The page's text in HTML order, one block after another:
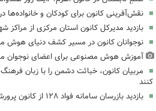
نقش‌آفرینی کانون برای کودکان و خانواده‌ها
بازدید مدیرکل کانون استان مرکزی از مراکز
نوجوانان کانون در مسیر کشف دنیای هوش
آموزش هوش مصنوعی برای اعضای نوجوان
مربیان کانون، خباثت دشمن را با زبان
کنند
بازدید بازرسان سامانه فواد ۱۲۸ از کانون پرورش فکری کودکان و نوجوانان البرز